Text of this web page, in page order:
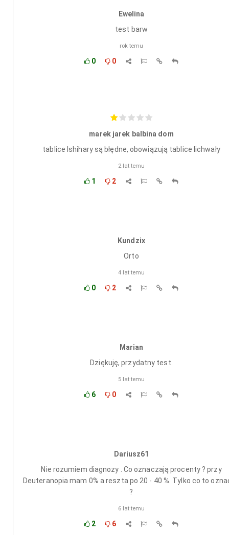
Ewelina
test barw
rok temu
0 0
marek jarek balbina dom
tablice Ishihary są błędne, obowiązują tablice lichwały
2 lat temu
1 2
Kundzix
Orto
4 lat temu
0 2
Marian
Dziękuję, przydatny test.
5 lat temu
6 0
Dariusz61
Nie rozumiem diagnozy . Co oznaczają procenty ? przy
Deuteranopia mam 0% a reszta po 20 - 40 %. Tylko co to
?
6 lat temu
2 6